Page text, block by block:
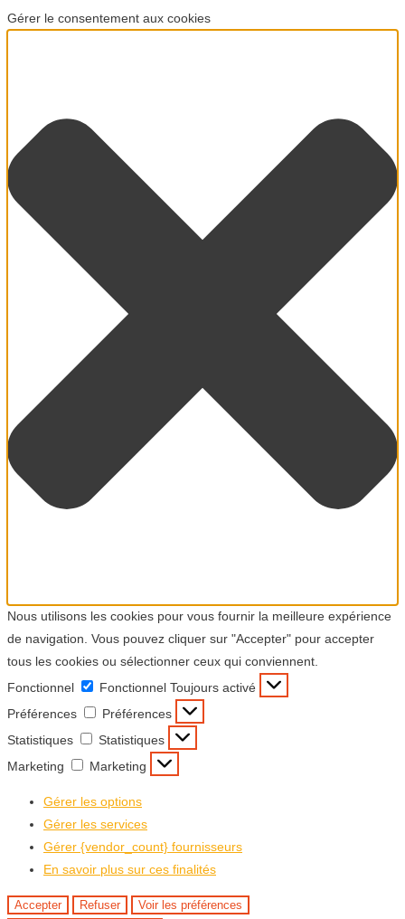
Gérer le consentement aux cookies
Nous utilisons les cookies pour vous fournir la meilleure expérience
de navigation. Vous pouvez cliquer sur "Accepter" pour accepter
tous les cookies ou sélectionner ceux qui conviennent.
Fonctionnel
Fonctionnel Toujours activé
Préférences
Préférences
Statistiques
Statistiques
Marketing
Marketing
Gérer les options
Gérer les services
Gérer {vendor_count} fournisseurs
En savoir plus sur ces finalités
Accepter Refuser
Voir les préférences